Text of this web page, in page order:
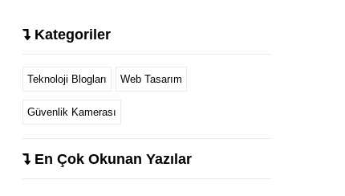
Kategoriler
Teknoloji Blogları Web Tasarım
Güvenlik Kamerası
En Çok Okunan Yazılar